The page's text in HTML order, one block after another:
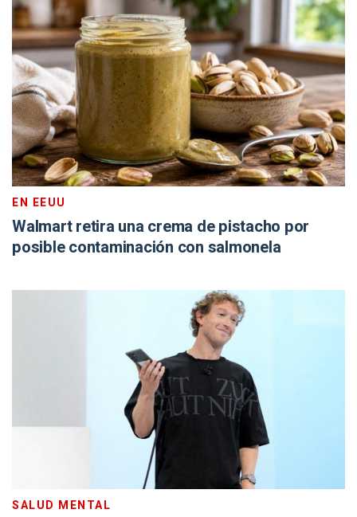
EN EEUU
Walmart retira una crema de pistacho por
posible contaminación con salmonela
SALUD MENTAL